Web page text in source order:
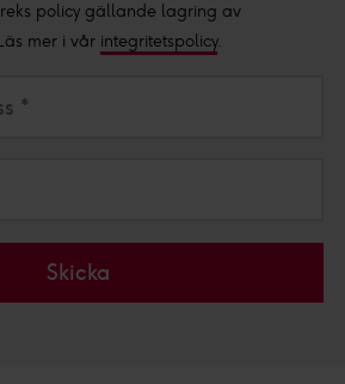
policy gällande lagring av
mer i vår integritetspolicy.
*
Skicka